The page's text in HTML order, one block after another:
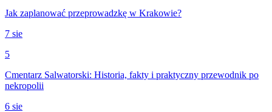
Jak zaplanować przeprowadzkę w Krakowie?
7 sie
5
Cmentarz Salwatorski: Historia, fakty i praktyczny przewodnik po
nekropolii
6 sie